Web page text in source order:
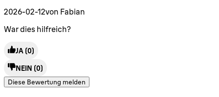
2026-02-12von Fabian
War dies hilfreich?
JA (0)
NEIN (0)
Diese Bewertung melden